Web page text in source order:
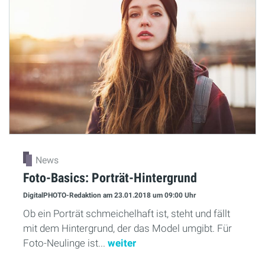
News
Foto-Basics: Porträt-Hintergrund
DigitalPHOTO-Redaktion am 23.01.2018 um 09:00 Uhr
Ob ein Porträt schmeichelhaft ist, steht und fällt
mit dem Hintergrund, der das Model umgibt. Für
Foto-Neulinge ist... weiter